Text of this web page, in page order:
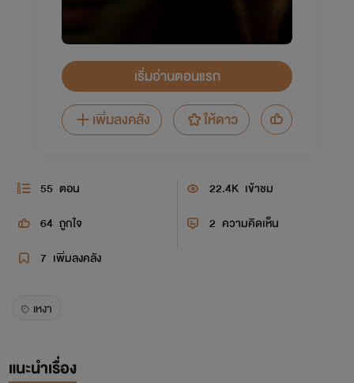
เริ่มอ่านตอนแรก
เพิ่มลงคลัง
ให้ดาว
55 ตอน 22.4K เข้าชม
64 ถูกใจ 2 ความคิดเห็น
7 เพิ่มลงคลัง
เหงา
แนะนำเรื่อง